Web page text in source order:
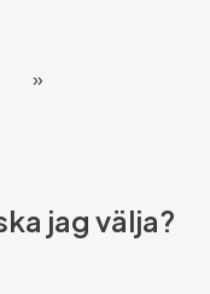
»
jag välja?